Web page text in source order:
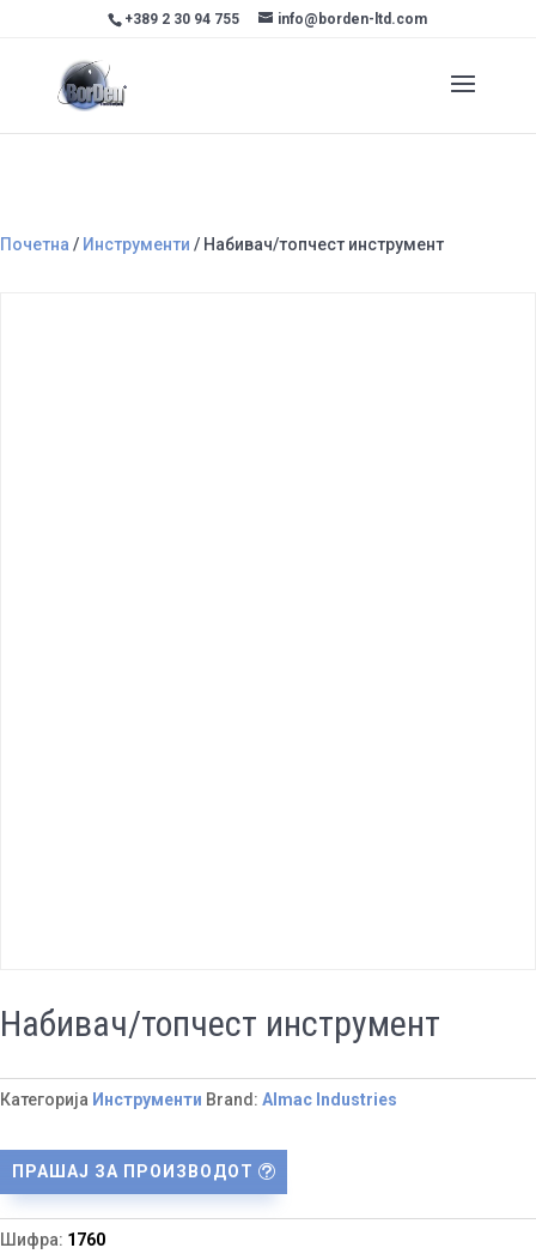
+389 2 30 94 755 info@borden-ltd.com
Почетна / Инструменти / Набивач/топчест инструмент
Набивач/топчест инструмент
Категорија Инструменти Brand: Almac Industries
ПРАШАЈ ЗА ПРОИЗВОДОТ
Шифра: 1760